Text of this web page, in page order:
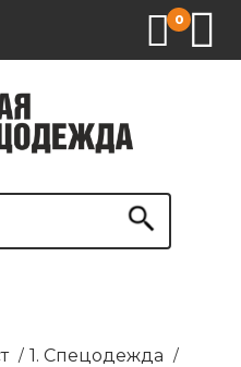
0
/ 1. Спецодежда /